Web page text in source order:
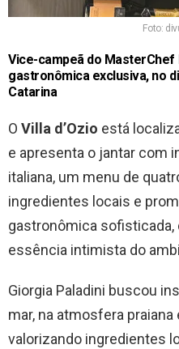
Foto:
Vice-campeã do
gastronômica exclusiva, no
Catarina
O Villa d’Ozio está
e apresenta o jantar com
italiana, um menu de
ingredientes locais e
gastronômica sofisticada,
essência intimista do
Giorgia Paladini buscou
mar, na atmosfera
valorizando ingredientes